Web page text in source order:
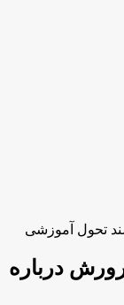
تحول آموزشی
درباره